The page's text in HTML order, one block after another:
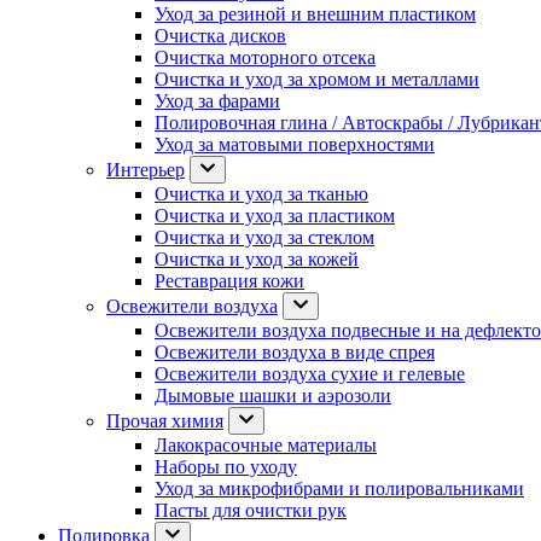
Уход за резиной и внешним пластиком
Очистка дисков
Очистка моторного отсека
Очистка и уход за хромом и металлами
Уход за фарами
Полировочная глина / Автоскрабы /
Уход за матовыми поверхностями
Интерьер
Очистка и уход за тканью
Очистка и уход за пластиком
Очистка и уход за стеклом
Очистка и уход за кожей
Реставрация кожи
Освежители воздуха
Освежители воздуха подвесные и на
Освежители воздуха в виде спрея
Освежители воздуха сухие и гелевые
Дымовые шашки и аэрозоли
Прочая химия
Лакокрасочные материалы
Наборы по уходу
Уход за микрофибрами и полировальниками
Пасты для очистки рук
Полировка